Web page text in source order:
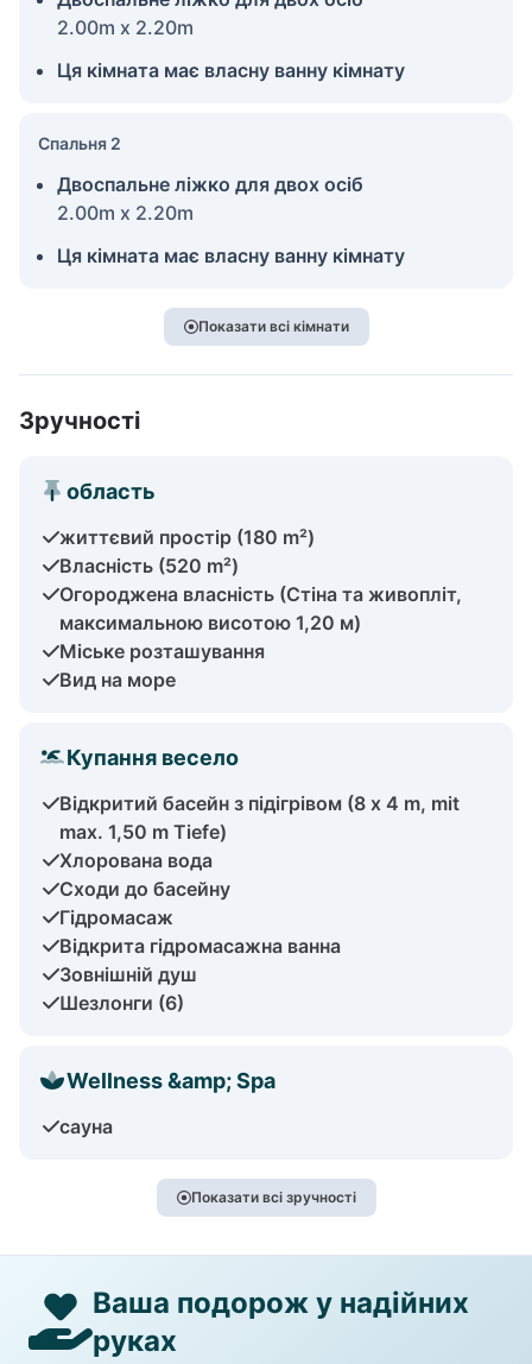
2.00m x 2.20m
Ця кімната має власну ванну кімнату
Спальня 2
Двоспальне ліжко для двох осіб
2.00m x 2.20m
Ця кімната має власну ванну кімнату
Показати всі кімнати
Зручності
область
життєвий простір (180 m²)
Власність (520 m²)
Огороджена власність (Стіна та живопліт,
максимальною висотою 1,20 м)
Міське розташування
Вид на море
Купання весело
Відкритий басейн з підігрівом (8 x 4 m, mit
max. 1,50 m Tiefe)
Хлорована вода
Сходи до басейну
Гідромасаж
Відкрита гідромасажна ванна
Зовнішній душ
Шезлонги (6)
Wellness &amp; Spa
сауна
Показати всі зручності
Ваша подорож у надійних
руках